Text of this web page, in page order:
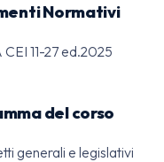
Normativi
11-27 ed.2025
del corso
generali e legislativi